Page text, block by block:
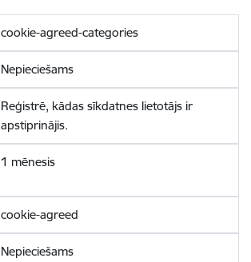
cookie-agreed-categories
Nepieciešams
Reģistrē, kādas sīkdatnes lietotājs ir
apstiprinājis.
1 mēnesis
cookie-agreed
Nepieciešams